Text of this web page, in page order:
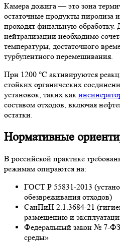
Камера дожига — это зона
остаточные продукты пиролиза
проходят финальную обработку.
нейтрализации необходимо
температуры, достаточного
турбулентного перемешивания.
При 1200 °C активируются
стойких органических
установок, таких как
составом отходов, включая
остатки.
Нормативные
В российской практике
режимам опираются на:
ГОСТ Р 55831-2013
обезвреживания отходов)
СанПиН 2.1.3684-21
размещению и
Федеральный закон № 7-
среды»